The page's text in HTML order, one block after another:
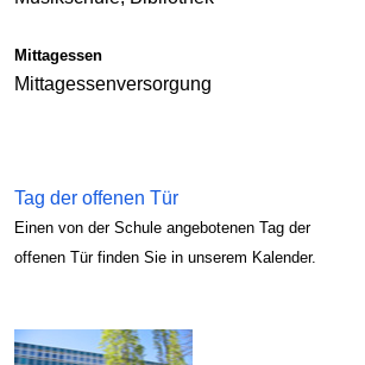
Mittagessen
Mittagessenversorgung
Tag der offenen Tür
Einen von der Schule angebotenen Tag der
offenen Tür finden Sie in unserem Kalender.